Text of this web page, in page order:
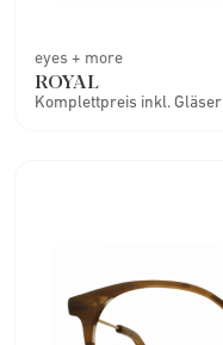
eyes + more
ROYAL
Komplettpreis inkl. Gläser